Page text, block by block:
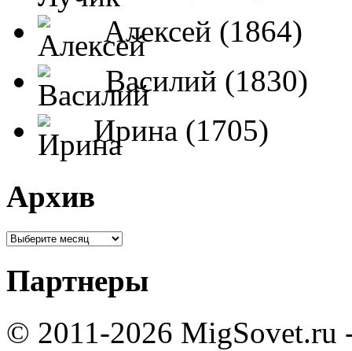
Алексей (1864)
Василий (1830)
Ирина (1705)
Архив
Партнеры
© 2011-2026 MigSovet.ru